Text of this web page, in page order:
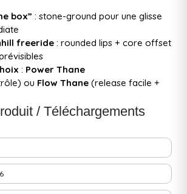
box” : stone-ground pour une glisse
freeride : rounded lips + core offset
: Power Thane
ou Flow Thane (release facile +
/ Téléchargements